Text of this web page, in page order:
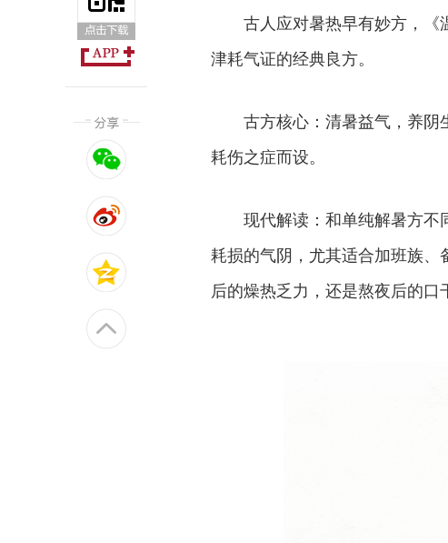
古人应对暑热早有妙方，
津耗气证的经典良方。
古方核心：清暑益气，养阴
耗伤之症而设。
现代解读：和单纯解暑方
耗损的气阴，尤其适合加班族
后的燥热乏力，还是熬夜后的口